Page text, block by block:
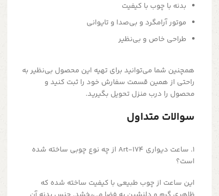
بدنه با چوب با کیفیت
موتور آرامگرد و بی‌صدا و تایوانی
طراحی خاص و بی‌نظیر
همچنین شما می‌توانید برای تهیه این محصول بی‌نظیر به
راحتی از همین قسمت سفارش خود را ثبت کنید و
محصول را درب منزل تحویل بگیرید.
سوالات متداول
1. ساعت دیواری Art-174 از چه نوع چوبی ساخته شده
است؟
این ساعت از چوب طبیعی با کیفیت ساخته شده که